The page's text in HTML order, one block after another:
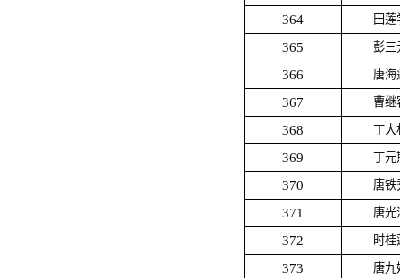
364 田莲
365 彭三
366 唐海
367 曹继
368 丁大
369 丁元
370 唐铁
371 唐光
372 时桂
373 唐九